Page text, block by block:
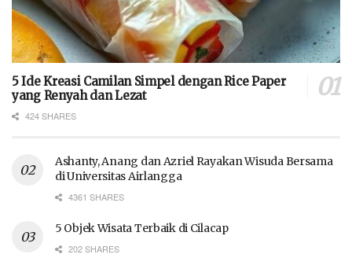
5 Ide Kreasi Camilan Simpel dengan Rice Paper
yang Renyah dan Lezat
424 SHARES
Ashanty, Anang dan Azriel Rayakan Wisuda Bersama
di Universitas Airlangga
4361 SHARES
5 Objek Wisata Terbaik di Cilacap
202 SHARES